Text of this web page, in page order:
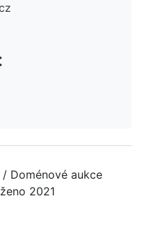
Doménové aukce
2021